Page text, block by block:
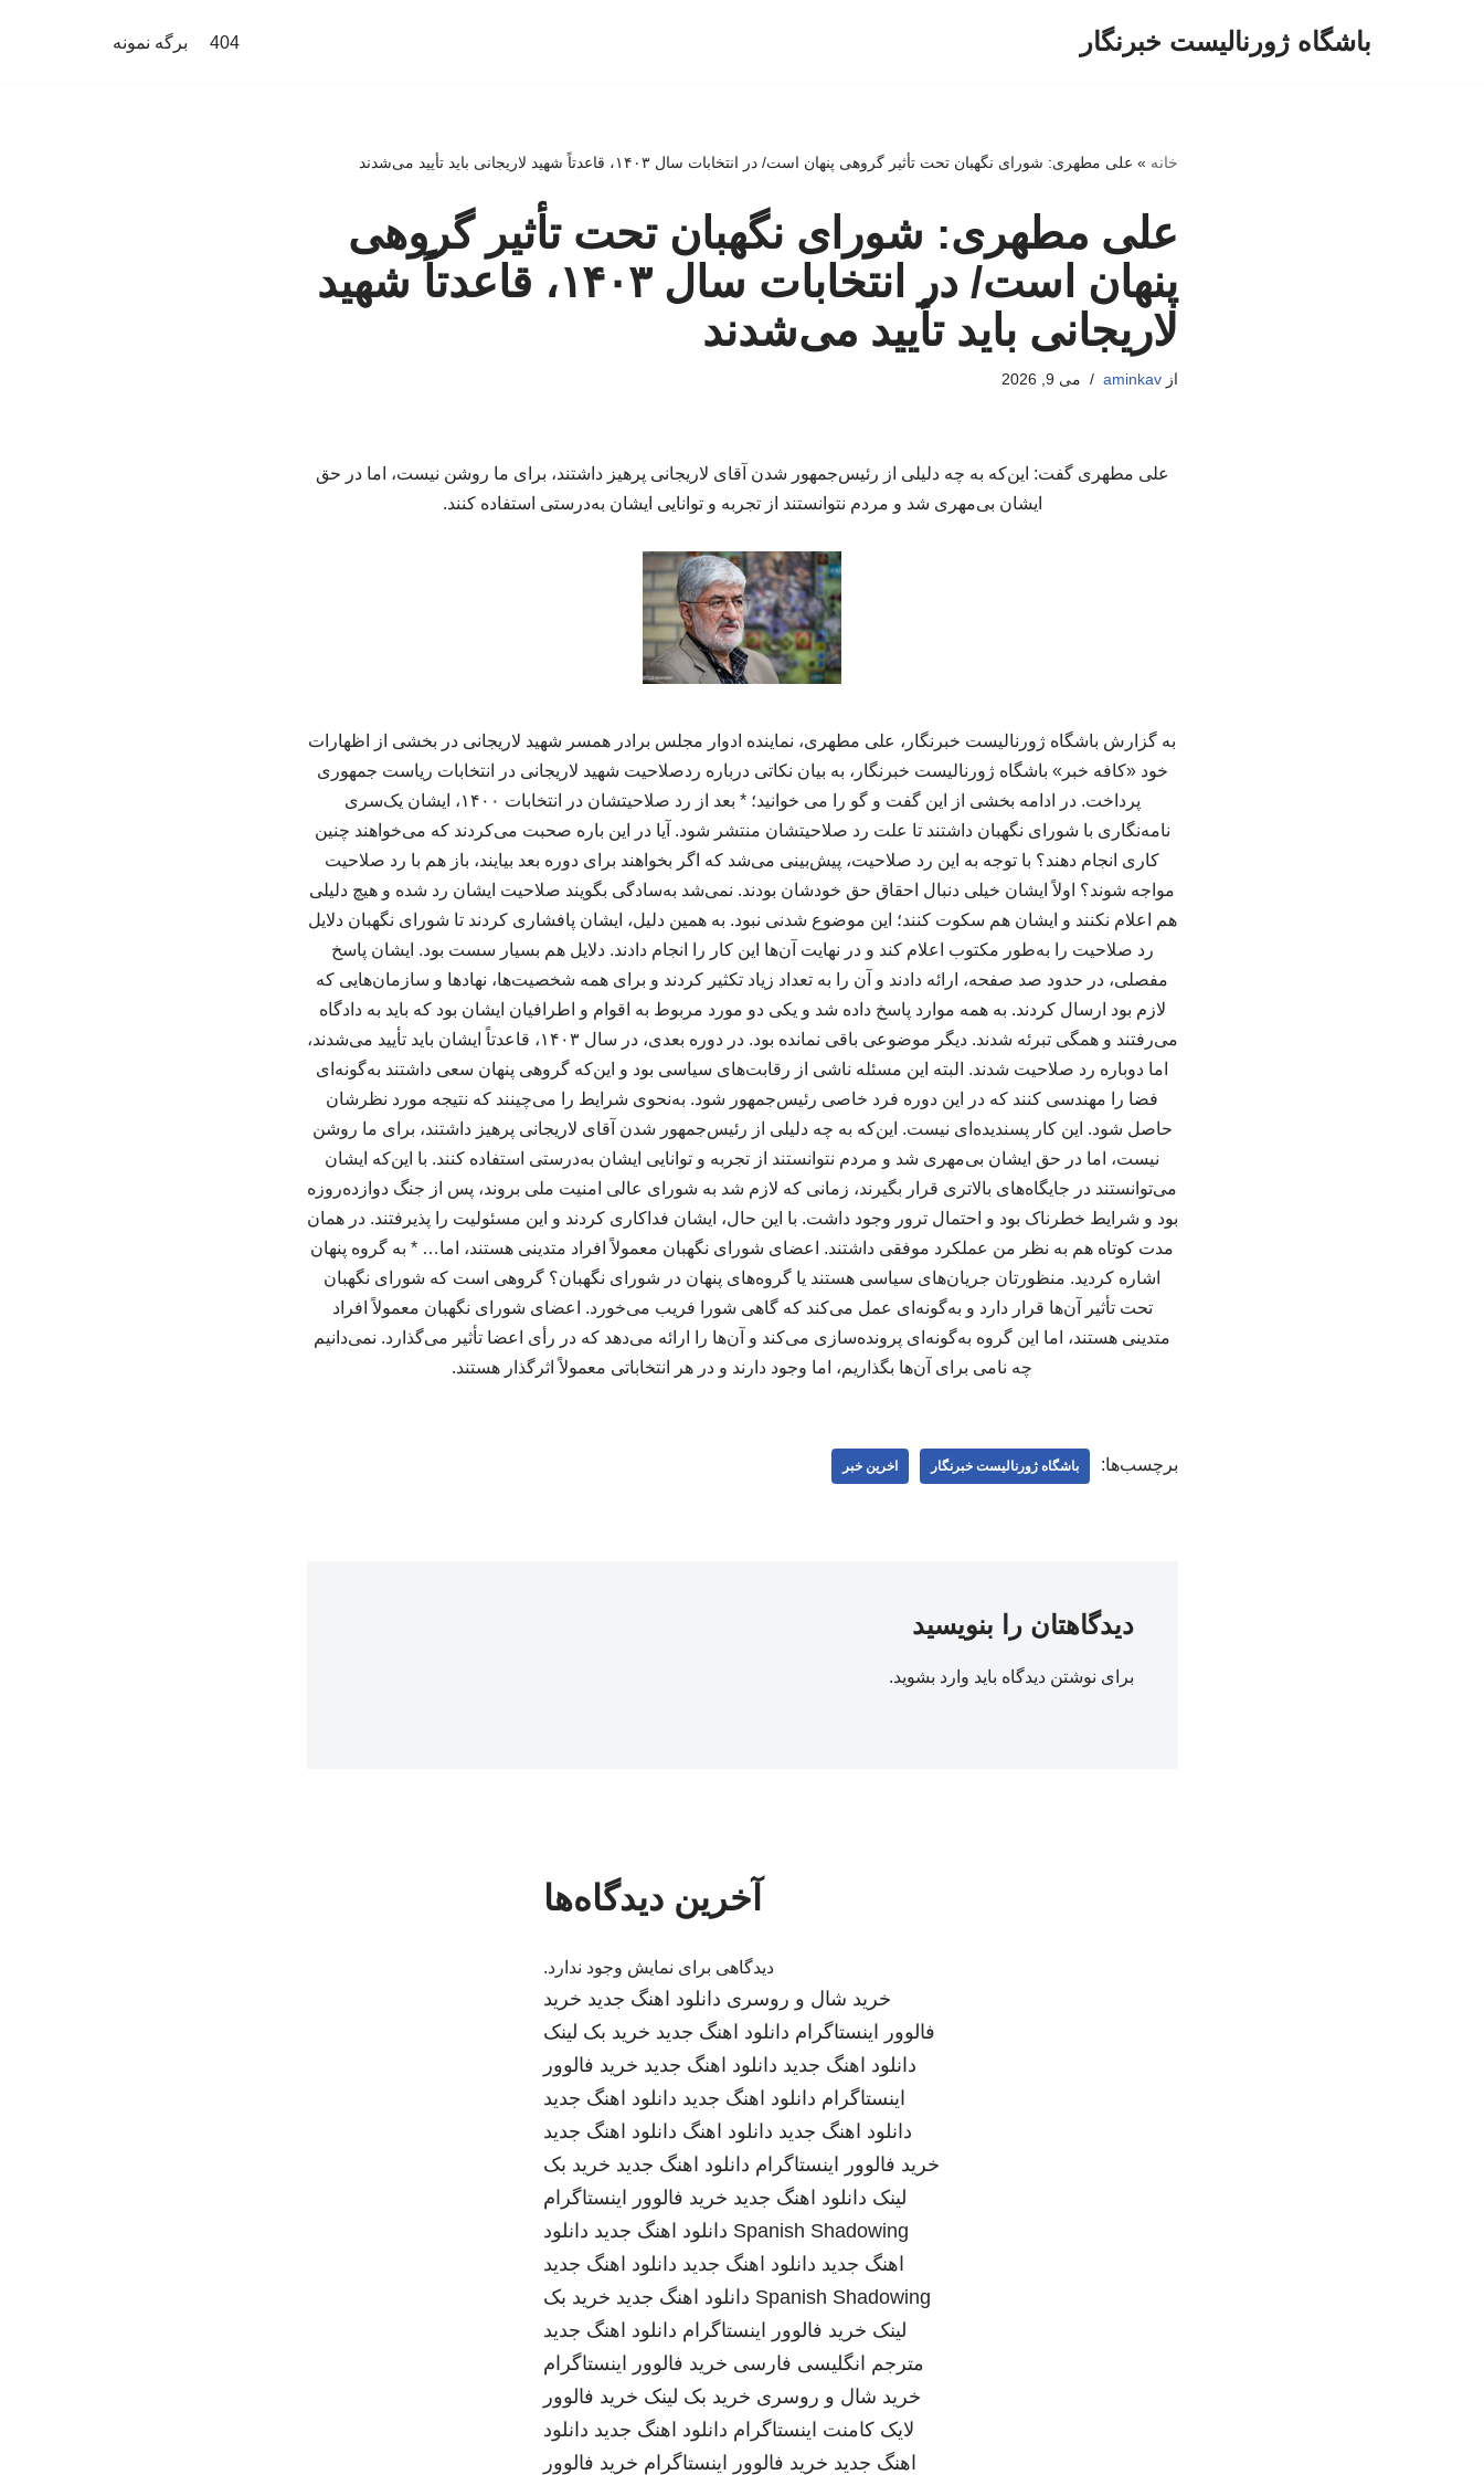
باشگاه ژورنالیست خبرنگار 404 برگه نمونه
خانه » علی مطهری: شورای نگهبان تحت تأثیر گروهی پنهان است/ در انتخابات سال ۱۴۰۳، قاعدتاً شهید لاریجانی باید تأیید می‌شدند
علی مطهری: شورای نگهبان تحت تأثیر گروهی
پنهان است/ در انتخابات سال ۱۴۰۳، قاعدتاً شهید
لاریجانی باید تأیید می‌شدند
ازaminkav می 9, 2026
علی مطهری گفت: این‌که به چه دلیلی از رئیس‌جمهور شدن آقای لاریجانی پرهیز داشتند، برای ما روشن نیست، اما در حق
ایشان بی‌مهری شد و مردم نتوانستند از تجربه و توانایی ایشان به‌درستی استفاده کنند.
به گزارش باشگاه ژورنالیست خبرنگار، علی مطهری، نماینده ادوار مجلس برادر همسر شهید لاریجانی در بخشی از اظهارات
خود «کافه خبر» باشگاه ژورنالیست خبرنگار، به بیان نکاتی درباره ردصلاحیت شهید لاریجانی در انتخابات ریاست جمهوری
پرداخت. در ادامه بخشی از این گفت و گو را می خوانید؛ * بعد از رد صلاحیتشان در انتخابات ۱۴۰۰، ایشان یک‌سری
نامه‌نگاری با شورای نگهبان داشتند تا علت رد صلاحیتشان منتشر شود. آیا در این باره صحبت می‌کردند که می‌خواهند چنین
کاری انجام دهند؟ با توجه به این رد صلاحیت، پیش‌بینی می‌شد که اگر بخواهند برای دوره بعد بیایند، باز هم با رد صلاحیت
مواجه شوند؟ اولاً ایشان خیلی دنبال احقاق حق خودشان بودند. نمی‌شد به‌سادگی بگویند صلاحیت ایشان رد شده و هیچ دلیلی
هم اعلام نکنند و ایشان هم سکوت کنند؛ این موضوع شدنی نبود. به همین دلیل، ایشان پافشاری کردند تا شورای نگهبان دلایل
رد صلاحیت را به‌طور مکتوب اعلام کند و در نهایت آن‌ها این کار را انجام دادند. دلایل هم بسیار سست بود. ایشان پاسخ
مفصلی، در حدود صد صفحه، ارائه دادند و آن را به تعداد زیاد تکثیر کردند و برای همه شخصیت‌ها، نهادها و سازمان‌هایی که
لازم بود ارسال کردند. به همه موارد پاسخ داده شد و یکی دو مورد مربوط به اقوام و اطرافیان ایشان بود که باید به دادگاه
می‌رفتند و همگی تبرئه شدند. دیگر موضوعی باقی نمانده بود. در دوره بعدی، در سال ۱۴۰۳، قاعدتاً ایشان باید تأیید می‌شدند،
اما دوباره رد صلاحیت شدند. البته این مسئله ناشی از رقابت‌های سیاسی بود و این‌که گروهی پنهان سعی داشتند به‌گونه‌ای
فضا را مهندسی کنند که در این دوره فرد خاصی رئیس‌جمهور شود. به‌نحوی شرایط را می‌چینند که نتیجه مورد نظرشان
حاصل شود. این کار پسندیده‌ای نیست. این‌که به چه دلیلی از رئیس‌جمهور شدن آقای لاریجانی پرهیز داشتند، برای ما روشن
نیست، اما در حق ایشان بی‌مهری شد و مردم نتوانستند از تجربه و توانایی ایشان به‌درستی استفاده کنند. با این‌که ایشان
می‌توانستند در جایگاه‌های بالاتری قرار بگیرند، زمانی که لازم شد به شورای عالی امنیت ملی بروند، پس از جنگ دوازده‌روزه
بود و شرایط خطرناک بود و احتمال ترور وجود داشت. با این حال، ایشان فداکاری کردند و این مسئولیت را پذیرفتند. در همان
مدت کوتاه هم به نظر من عملکرد موفقی داشتند. اعضای شورای نگهبان معمولاً افراد متدینی هستند، اما… * به گروه پنهان
اشاره کردید. منظورتان جریان‌های سیاسی هستند یا گروه‌های پنهان در شورای نگهبان؟ گروهی است که شورای نگهبان
تحت تأثیر آن‌ها قرار دارد و به‌گونه‌ای عمل می‌کند که گاهی شورا فریب می‌خورد. اعضای شورای نگهبان معمولاً افراد
متدینی هستند، اما این گروه به‌گونه‌ای پرونده‌سازی می‌کند و آن‌ها را ارائه می‌دهد که در رأی اعضا تأثیر می‌گذارد. نمی‌دانیم
چه نامی برای آن‌ها بگذاریم، اما وجود دارند و در هر انتخاباتی معمولاً اثرگذار هستند.
برچسب‌ها: باشگاه ژورنالیست خبرنگار اخرین خبر
دیدگاهتان را بنویسید
برای نوشتن دیدگاه باید وارد بشوید.
آخرین دیدگاه‌ها
دیدگاهی برای نمایش وجود ندارد.
خرید شال و روسری دانلود اهنگ جدید خرید
فالوور اینستاگرام دانلود اهنگ جدید خرید بک لینک
دانلود اهنگ جدید دانلود اهنگ جدید خرید فالوور
اینستاگرام دانلود اهنگ جدید دانلود اهنگ جدید
دانلود اهنگ جدید دانلود اهنگ دانلود اهنگ جدید
خرید فالوور اینستاگرام دانلود اهنگ جدید خرید بک
لینک دانلود اهنگ جدید خرید فالوور اینستاگرام
Spanish Shadowing دانلود اهنگ جدید دانلود
اهنگ جدید دانلود اهنگ جدید دانلود اهنگ جدید
Spanish Shadowing دانلود اهنگ جدید خرید بک
لینک خرید فالوور اینستاگرام دانلود اهنگ جدید
مترجم انگلیسی فارسی خرید فالوور اینستاگرام
خرید شال و روسری خرید بک لینک خرید فالوور
لایک کامنت اینستاگرام دانلود اهنگ جدید دانلود
اهنگ جدید خرید فالوور اینستاگرام خرید فالوور